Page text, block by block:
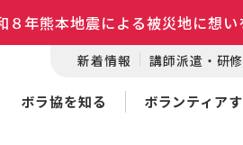
８年熊本地震による被災地に想
新着情報 講師派遣・研
ボラ協を知る ボランティア